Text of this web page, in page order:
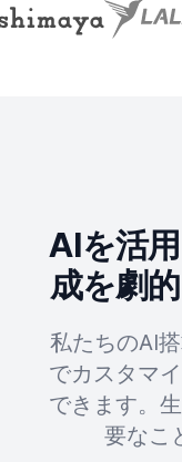
AIを活
成を劇
私たちのAI
でカスタマ
できます。
要なこ